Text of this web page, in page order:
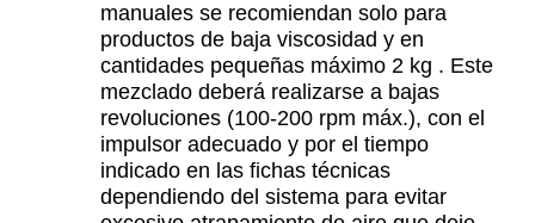
manuales se recomiendan solo para
productos de baja viscosidad y en
cantidades pequeñas máximo 2 kg . Este
mezclado deberá realizarse a bajas
revoluciones (100-200 rpm máx.), con el
impulsor adecuado y por el tiempo
indicado en las fichas técnicas
dependiendo del sistema para evitar